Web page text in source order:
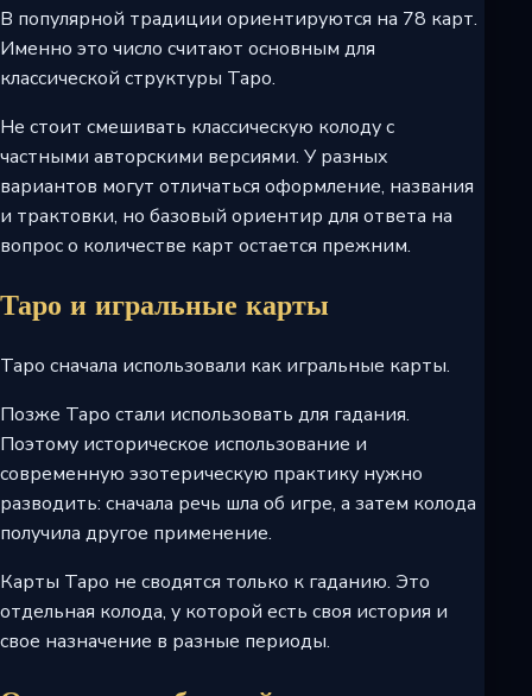
В популярной традиции ориентируются на 78 карт.
Именно это число считают основным для
классической структуры Таро.
Не стоит смешивать классическую колоду с
частными авторскими версиями. У разных
вариантов могут отличаться оформление, названия
и трактовки, но базовый ориентир для ответа на
вопрос о количестве карт остается прежним.
Таро и игральные карты
Таро сначала использовали как игральные карты.
Позже Таро стали использовать для гадания.
Поэтому историческое использование и
современную эзотерическую практику нужно
разводить: сначала речь шла об игре, а затем колода
получила другое применение.
Карты Таро не сводятся только к гаданию. Это
отдельная колода, у которой есть своя история и
свое назначение в разные периоды.